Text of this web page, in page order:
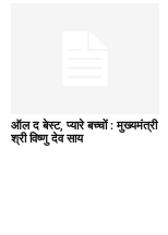
ऑल द बेस्ट, प्यारे बच्चों : मुख्यमंत्री
श्री विष्णु देव साय